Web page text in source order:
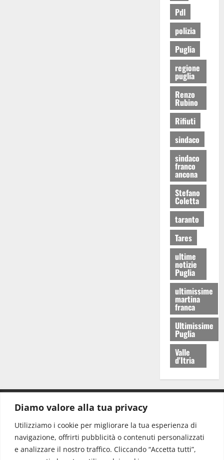
Diamo valore alla tua privacy
Utilizziamo i cookie per migliorare la tua esperienza di
navigazione, offrirti pubblicità o contenuti personalizzati
e analizzare il nostro traffico. Cliccando “Accetta tutti”,
Pdl
polizia
Puglia
regione
puglia
Renzo
Rubino
Rifiuti
sindaco
sindaco
franco
ancona
Stefano
Coletta
taranto
Tares
ultime
notizie
Puglia
ultimissime
martina
franca
Ultimissime
Puglia
Valle
d'Itria
Redazione: redazione@www.martinasera.it
Direttore:direttore@www.martinasera.it